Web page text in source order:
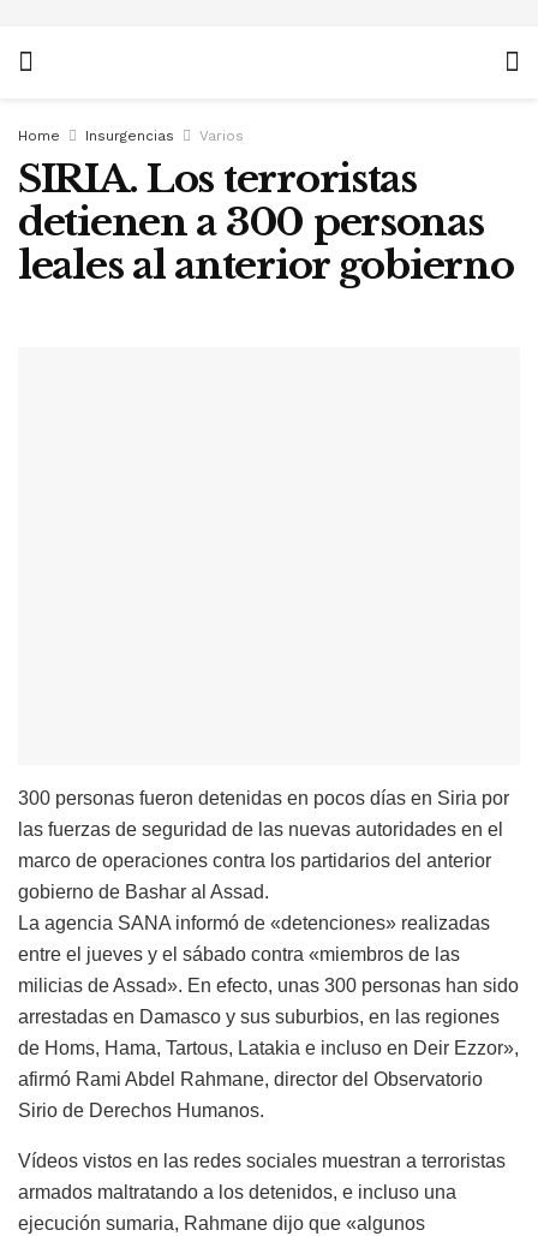
Home Insurgencias Varios
SIRIA. Los terroristas
detienen a 300 personas
leales al anterior gobierno
300 personas fueron detenidas en pocos días en Siria por
las fuerzas de seguridad de las nuevas autoridades en el
marco de operaciones contra los partidarios del anterior
gobierno de Bashar al Assad.
La agencia SANA informó de «detenciones» realizadas
entre el jueves y el sábado contra «miembros de las
milicias de Assad». En efecto, unas 300 personas han sido
arrestadas en Damasco y sus suburbios, en las regiones
de Homs, Hama, Tartous, Latakia e incluso en Deir Ezzor»,
afirmó Rami Abdel Rahmane, director del Observatorio
Sirio de Derechos Humanos.
Vídeos vistos en las redes sociales muestran a terroristas
armados maltratando a los detenidos, e incluso una
ejecución sumaria, Rahmane dijo que «algunos